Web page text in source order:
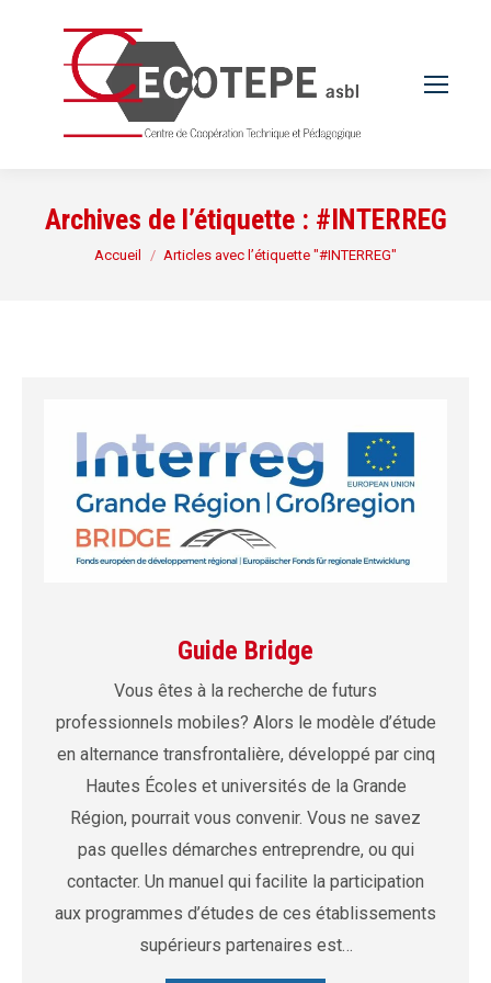
Archives de l’étiquette : #INTERREG
Vous êtes ici :
Accueil Articles avec l’étiquette "#INTERREG"
Guide Bridge
Vous êtes à la recherche de futurs
professionnels mobiles? Alors le modèle d’étude
en alternance transfrontalière, développé par cinq
Hautes Écoles et universités de la Grande
Région, pourrait vous convenir. Vous ne savez
pas quelles démarches entreprendre, ou qui
contacter. Un manuel qui facilite la participation
aux programmes d’études de ces établissements
supérieurs partenaires est…